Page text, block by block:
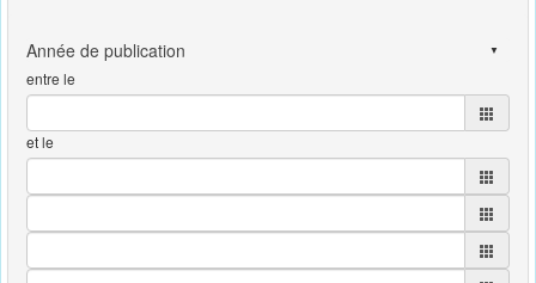
entre le
et le